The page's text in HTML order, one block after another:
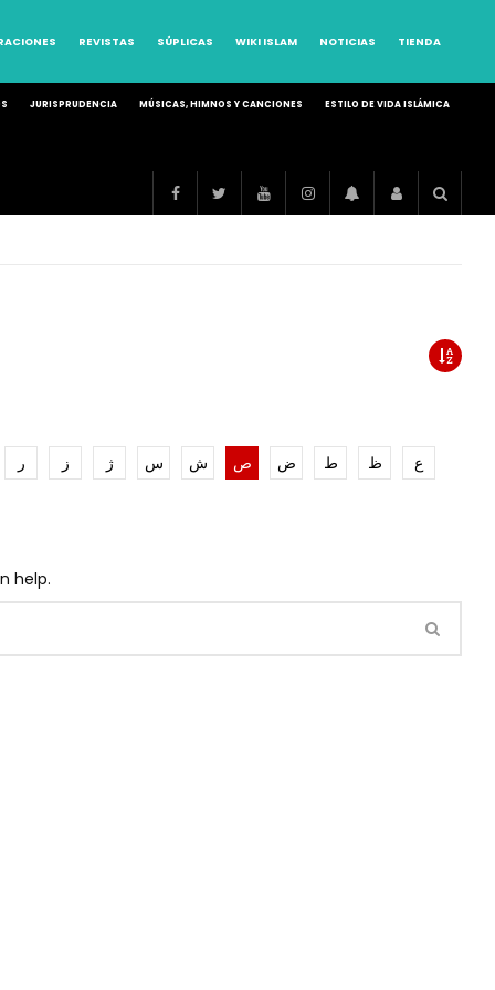
REVISTAS SÚPLICAS WIKI ISLAM NOTICIAS TIENDA
JURISPRUDENCIA MÚSICAS, HIMNOS Y CANCIONES ESTILO DE VIDA ISLÁMICA
ر ز ژ س ش ص ض ط ظ
ع
help.